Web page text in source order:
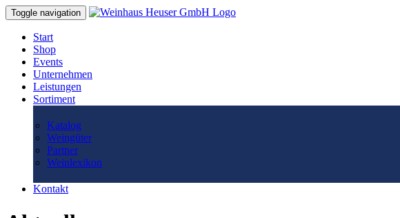
Toggle navigation
Start
Shop
Events
Unternehmen
Leistungen
Sortiment
Katalog
Weingüter
Partner
Weinlexikon
Kontakt